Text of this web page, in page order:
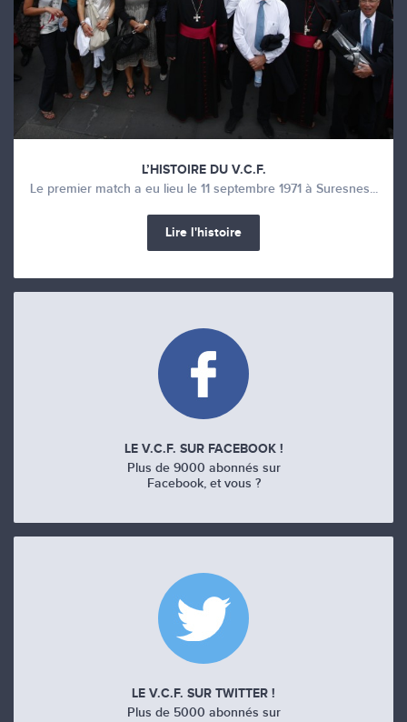
L’HISTOIRE DU V.C.F.
Le premier match a eu lieu le 11 septembre 1971 à Suresnes...
Lire l'histoire
LE V.C.F. SUR FACEBOOK !
Plus de 9000 abonnés sur
Facebook, et vous ?
LE V.C.F. SUR TWITTER !
Plus de 5000 abonnés sur